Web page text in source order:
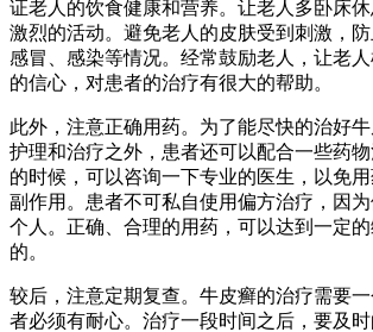
证老人的饮食健康和营养。让老人多卧床
激烈的活动。避免老人的皮肤受到刺激，防
感冒、感染等情况。经常鼓励老人，让老
的信心，对患者的治疗有很大的帮助。
此外，注意正确用药。为了能尽快的治好
护理和治疗之外，患者还可以配合一些药
的时候，可以咨询一下专业的医生，以免
副作用。患者不可私自使用偏方治疗，因
个人。正确、合理的用药，可以达到一定
的。
较后，注意定期复查。牛皮癣的治疗需要
者必须有耐心。治疗一段时间之后，要及